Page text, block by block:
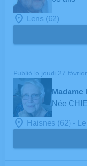
Lens (62)
Publié le jeudi 27
Madame
Née
Haisnes (62) -